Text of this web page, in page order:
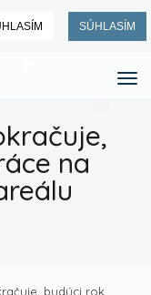
SÚHLASÍM
na
budúci rok